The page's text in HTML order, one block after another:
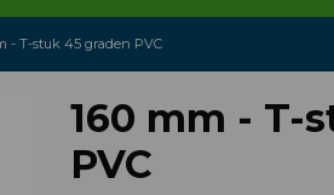
- T-stuk 45 graden PVC
160 mm - T-
PVC